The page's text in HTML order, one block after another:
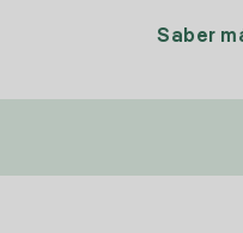
Saber